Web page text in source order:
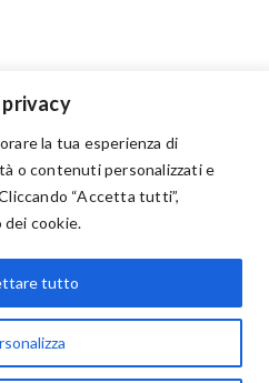
la tua esperienza di
o contenuti personalizzati e
“Accetta tutti”,
cookie.
tutto
RIVENDITORI